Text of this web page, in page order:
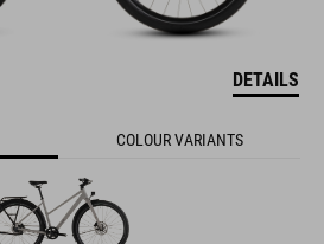
DETAILS
COLOUR VARIANTS